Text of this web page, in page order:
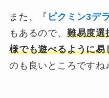
また、『 ピクミン3デ
もあるので、 難易度選
様でも遊べるように
のも良いところですね♪